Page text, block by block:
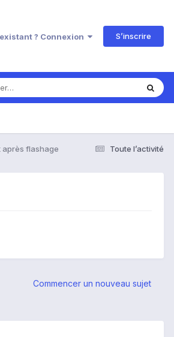
? Connexion S’inscrire
Toute l’activité
après flashage
Commencer un nouveau sujet